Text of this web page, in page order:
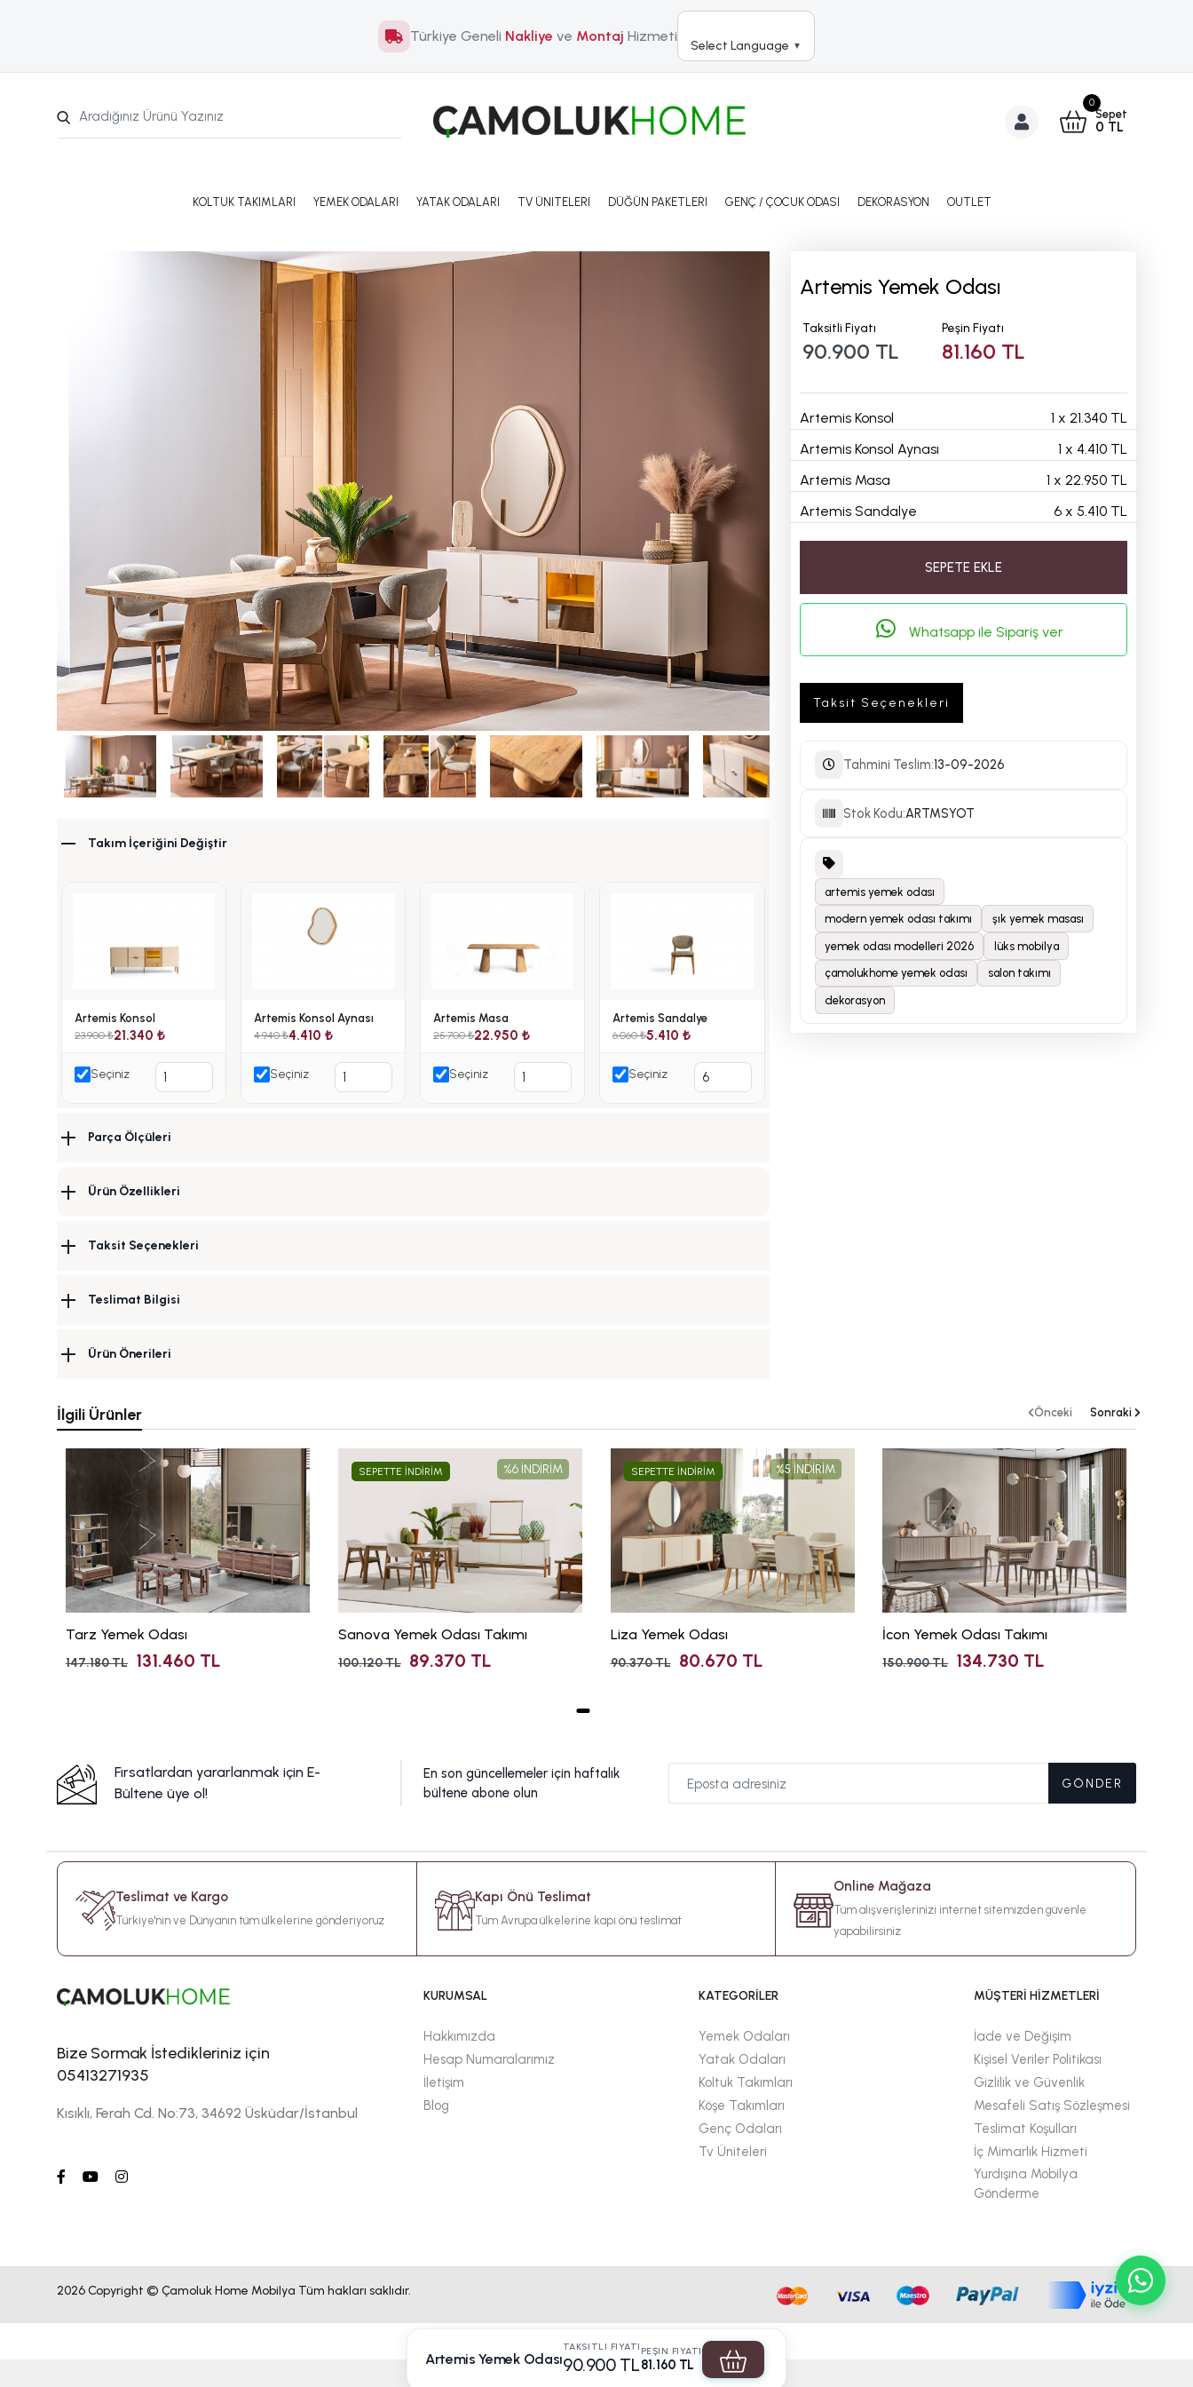
Türkiye Geneli Nakliye ve Montaj Hizmeti
Select Language ▼
0
Sepet
0 TL
KOLTUK TAKIMLARI YEMEK ODALARI YATAK ODALARI TV ÜNITELERI DÜĞÜN PAKETLERI GENÇ / ÇOCUK ODASI DEKORASYON OUTLET
Artemis Yemek Odası
TAKSITLI FIYATI
90.900 TL
PEŞIN FIYATI
81.160 TL
Takım İçeriğini Değiştir
Artemis Konsol
23.900 ₺21.340 ₺
Seçiniz
Artemis Konsol Aynası
4.940 ₺4.410 ₺
Seçiniz
Artemis Masa
25.700 ₺22.950 ₺
Seçiniz
Artemis Sandalye
6.060 ₺5.410 ₺
Seçiniz
Parça Ölçüleri
Ürün Özellikleri
Taksit Seçenekleri
Teslimat Bilgisi
Ürün Önerileri
Artemis Yemek Odası
Taksitli Fiyatı
90.900 TL
Peşin Fiyatı
81.160 TL
Artemis Konsol 1 x 21.340 TL
Artemis Konsol Aynası
1 x 4.410 TL
Artemis Masa
1 x 22.950 TL
Artemis Sandalye
6x 5.410 TL
SEPETE EKLE
Whatsapp ile Sipariş ver
Taksit Seçenekleri
Tahmini Teslim:13-09-2026
Stok Kodu:ARTMSYOT
artemis yemek odası
modern yemek odası takımı şık yemek masası
yemek odası modelleri 2026 lüks mobilya
çamolukhome yemek odası salon takımı
dekorasyon
İlgili Ürünler
Tarz Yemek Odası
147.180 TL 131.460 TL
%6 İNDİRİM
SEPETTE İNDİRİM
Sanova Yemek Odası Takımı
100.120 TL 89.370 TL
%5 İNDİRİM
SEPETTE İNDİRİM
Liza Yemek Odası
90.370 TL 80.670 TL
İcon Yemek Odası Takımı
150.900 TL 134.730 TL
Önceki Sonraki
Fırsatlardan yararlanmak için E-
Bültene üye ol!
En son güncellemeler için haftalık
bültene abone olun
GÖNDER
Teslimat ve Kargo
Türkiye'nin ve Dünyanın tüm ülkelerine gönderiyoruz
Kapı Önü Teslimat
Tüm Avrupa ülkelerine kapı önü teslimat
Online Mağaza
Tüm alışverişlerinizi internet sitemizden güvenle
yapabilirsiniz
Bize Sormak İstedikleriniz için
05413271935
Kısıklı, Ferah Cd. No:73, 34692 Üsküdar/İstanbul
KURUMSAL
Hakkımızda
Hesap Numaralarımız
İletişim
Blog
KATEGORİLER
Yemek Odaları
Yatak Odaları
Koltuk Takımları
Köşe Takımları
Genç Odaları
Tv Üniteleri
MÜŞTERİ HİZMETLERİ
İade ve Değişim
Kişisel Veriler Politikası
Gizlilik ve Güvenlik
Mesafeli Satış Sözleşmesi
Teslimat Koşulları
İç Mimarlık Hizmeti
Yurdışına Mobilya
Gönderme
2026 Copyright © Çamoluk Home Mobilya Tüm hakları saklıdır.